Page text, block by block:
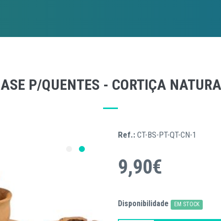
P/QUENTES - CORTIÇA
Ref.: CT-BS-PT-QT-CN-1
9,90€
Disponibilidade EM STOCK